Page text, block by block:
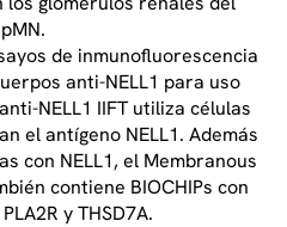
de inmunofluorescencia
anti-NELL1 para uso
NELL1 IIFT utiliza células
el antígeno NELL1. Además
con NELL1, el Membranous
contiene BIOCHIPs con
y THSD7A.